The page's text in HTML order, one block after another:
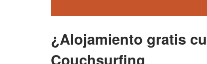
¿Alojamiento gratis
Couchsurfing